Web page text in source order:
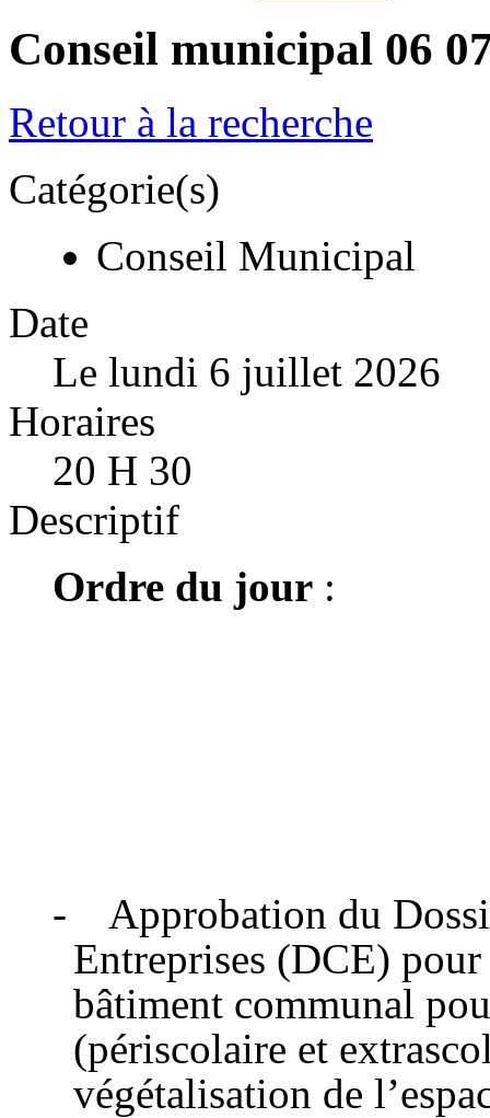
Conseil municipal 06
Retour à la recherche
Catégorie(s)
Conseil Municipal
Date
Le lundi 6 juillet 2026
Horaires
20 H 30
Descriptif
Ordre du jour :
- Approbation du
Entreprises (DCE)
bâtiment communal
(périscolaire et
végétalisation de